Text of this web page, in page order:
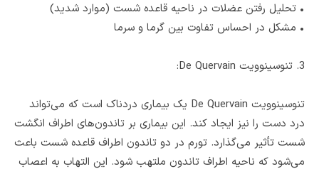
• تحلیل رفتن عضلات در ناحیه قاعده شست (موارد شدید)
• مشکل در احساس تفاوت بین گرما و سرما
3. تنوسینوویت De Quervain:
تنوسینوویت De Quervain یک بیماری دردناک است که می‌تواند
درد دست را نیز ایجاد کند. این بیماری بر تاندون‌های اطراف انگشت
شست تأثیر می‌گذارد. تورم در دو تاندون اطراف قاعده شست باعث
می‌شود که ناحیه اطراف تاندون ملتهب شود. این التهاب به اعصاب